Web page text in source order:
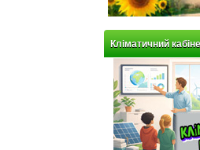
Кліматичний